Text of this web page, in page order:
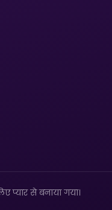
प्यार से बनाया गया।